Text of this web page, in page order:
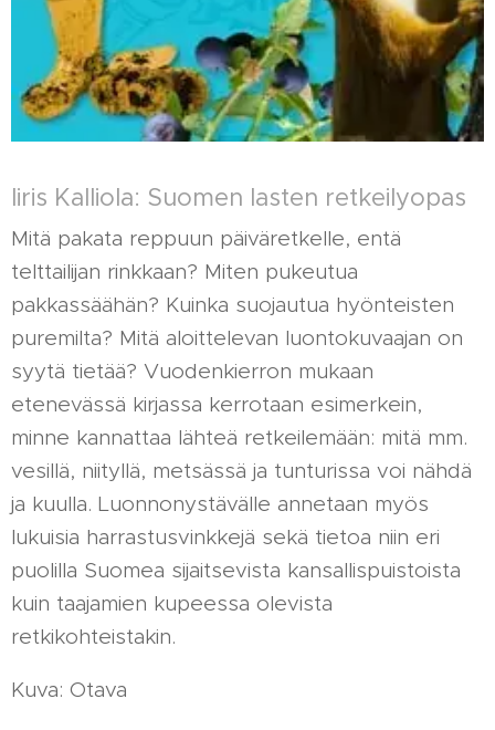
Iiris Kalliola: Suomen lasten retkeilyopas
Mitä pakata reppuun päiväretkelle, entä
telttailijan rinkkaan? Miten pukeutua
pakkassäähän? Kuinka suojautua hyönteisten
puremilta? Mitä aloittelevan luontokuvaajan on
syytä tietää? Vuodenkierron mukaan
etenevässä kirjassa kerrotaan esimerkein,
minne kannattaa lähteä retkeilemään: mitä mm.
vesillä, niityllä, metsässä ja tunturissa voi nähdä
ja kuulla. Luonnonystävälle annetaan myös
lukuisia harrastusvinkkejä sekä tietoa niin eri
puolilla Suomea sijaitsevista kansallispuistoista
kuin taajamien kupeessa olevista
retkikohteistakin.
Kuva: Otava